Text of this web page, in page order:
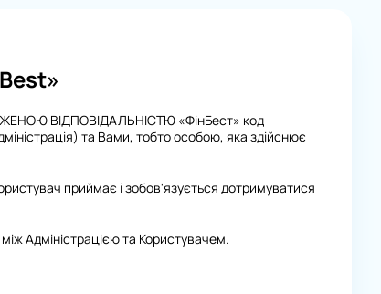
ВІДПОВІДАЛЬНІСТЮ «ФінБест» код
та Вами, тобто особою, яка здійснює
приймає і зобов'язується дотримуватися
Адміністрацією та Користувачем.